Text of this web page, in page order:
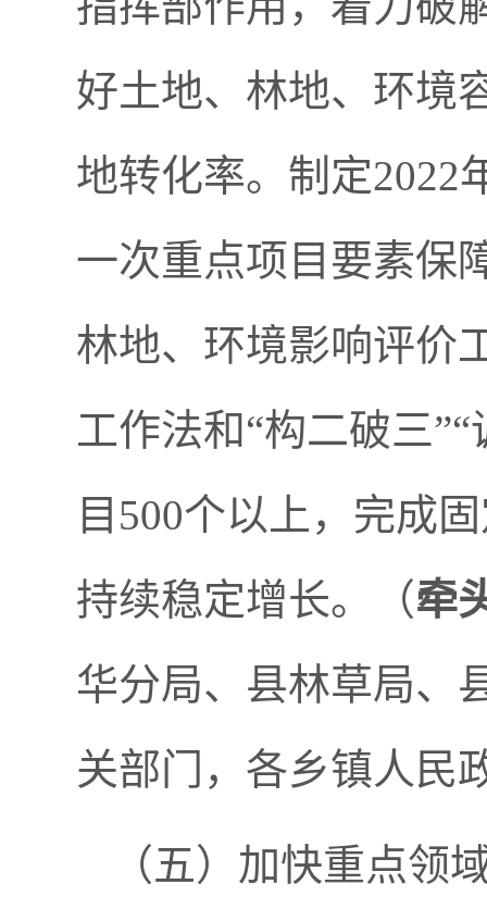
好土地、林地、环境
地转化率。制定2022
一次重点项目要素保
林地、环境影响评价
工作法和“构二破三
目500个以上，完成
持续稳定增长。（牵
华分局、县林草局、
关部门，各乡镇人民
（五）加快重点领